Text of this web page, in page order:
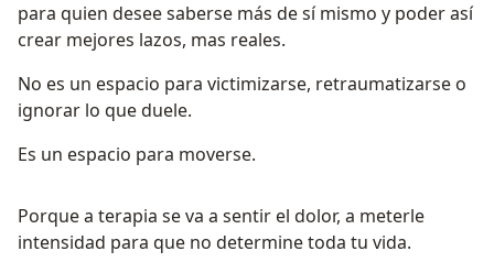
para quien desee saberse más de sí mismo y poder así
crear mejores lazos, mas reales.
No es un espacio para victimizarse, retraumatizarse o
ignorar lo que duele.
Es un espacio para moverse.
Porque a terapia se va a sentir el dolor, a meterle
intensidad para que no determine toda tu vida.